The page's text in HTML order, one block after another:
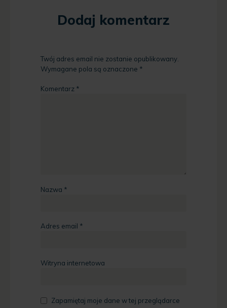
Dodaj komentarz
Twój adres email nie zostanie opublikowany.
Wymagane pola są oznaczone *
Komentarz *
Nazwa *
Adres email *
Witryna internetowa
Zapamiętaj moje dane w tej przeglądarce